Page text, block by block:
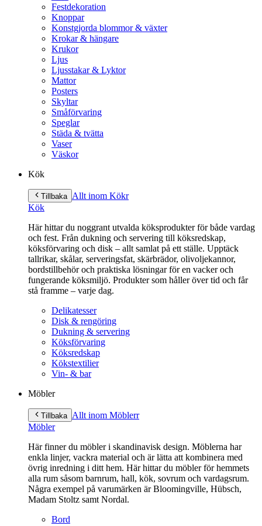
Festdekoration
Knoppar
Konstgjorda blommor & växter
Krokar & hängare
Krukor
Ljus
Ljusstakar & Lyktor
Mattor
Posters
Skyltar
Småförvaring
Speglar
Städa & tvätta
Vaser
Väskor
Kök
Tillbaka Allt inom Kökr
Kök
Här hittar du noggrant utvalda köksprodukter för både vardag
och fest. Från dukning och servering till köksredskap,
köksförvaring och disk – allt samlat på ett ställe. Upptäck
tallrikar, skålar, serveringsfat, skärbrädor, olivoljekannor,
bordstillbehör och praktiska lösningar för en vacker och
fungerande köksmiljö. Produkter som håller över tid och får
stå framme – varje dag.
Delikatesser
Disk & rengöring
Dukning & servering
Köksförvaring
Köksredskap
Kökstextilier
Vin- & bar
Möbler
Tillbaka Allt inom Möblerr
Möbler
Här finner du möbler i skandinavisk design. Möblerna har
enkla linjer, vackra material och är lätta att kombinera med
övrig inredning i ditt hem. Här hittar du möbler för hemmets
alla rum såsom barnrum, hall, kök, sovrum och vardagsrum.
Några exempel på varumärken är Bloomingville, Hübsch,
Madam Stoltz samt Nordal.
Bord